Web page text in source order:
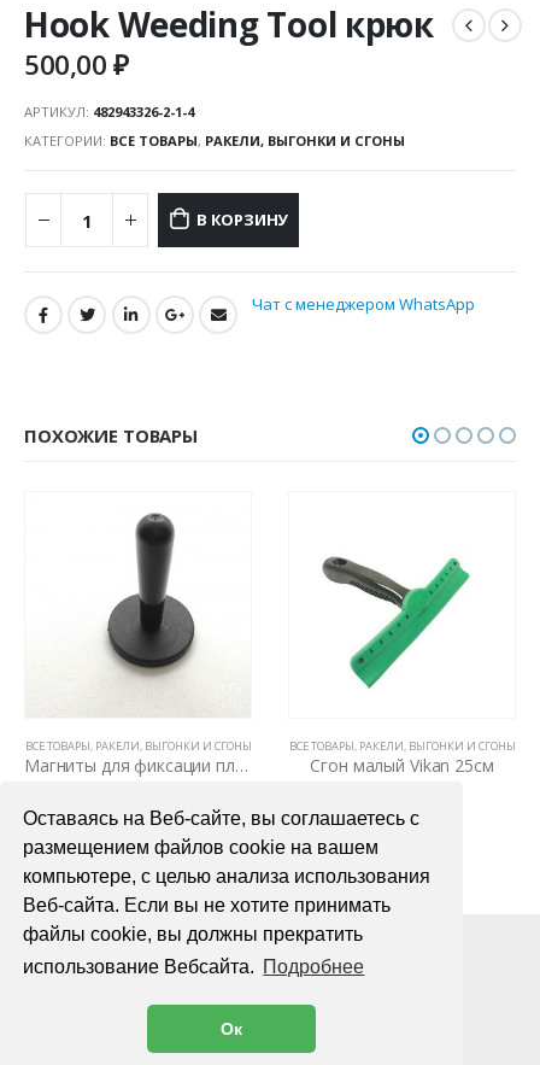
Оставаясь на Веб-сайте, вы соглашаетесь с
размещением файлов cookie на вашем
компьютере, с целью анализа использования
Веб-сайта. Если вы не хотите принимать
файлы cookie, вы должны прекратить
использование Вебсайта. Подробнее
Ок
Hook Weeding Tool крюк
500,00₽
АРТИКУЛ: 482943326-2-1-4
КАТЕГОРИИ: ВСЕ ТОВАРЫ, РАКЕЛИ, ВЫГОНКИ И СГОНЫ
В КОРЗИНУ
Чат с менеджером WhatsApp
ПОХОЖИЕ ТОВАРЫ
,РАКЕЛИ, ВЫГОНКИ И СГОНЫ
ВСЕ ТОВАРЫ, РАКЕЛИ, ВЫГОНКИ И СГОНЫ
Магниты для фиксации пленки
В КОРЗИНУ
ВСЕ ТОВАРЫ, РАКЕЛИ, ВЫГОНКИ И СГОНЫ
Сгон малый Vikan 25см
В КОРЗИНУ